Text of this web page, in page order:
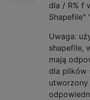
dla / R% f
Shapefile"
Uwaga:
shapefile,
mają
dla plików